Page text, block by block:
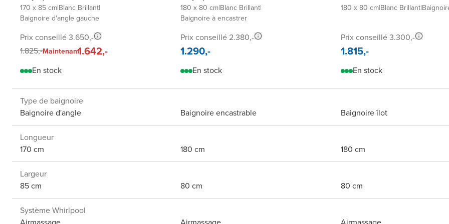
170 x 85 cm|Blanc Brillant|
Baignoire d'angle gauche
Prix conseillé 3.650,-
1.825,-Maintenant1.642,-
En stock
180 x 80 cm|Blanc Brillant|
Baignoire à encastrer
Prix conseillé 2.380,-
1.290,-
En stock
180 x 80 cm|Blanc Brillant|
Prix conseillé 3.300,-
1.815,-
En stock
Type de baignoire
Baignoire d'angle
Baignoire encastrable Baignoire îlot
Longueur
170 cm
180 cm 180 cm
Largeur
85 cm
80 cm 80 cm
Système Whirlpool